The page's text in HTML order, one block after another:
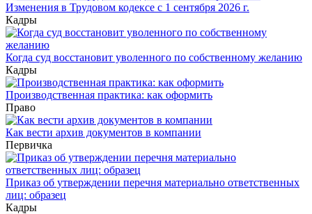
Изменения в Трудовом кодексе с 1 сентября 2026 г.
Кадры
Когда суд восстановит уволенного по собственному желанию
Кадры
Производственная практика: как оформить
Право
Как вести архив документов в компании
Первичка
Приказ об утверждении перечня материально ответственных
лиц: образец
Кадры